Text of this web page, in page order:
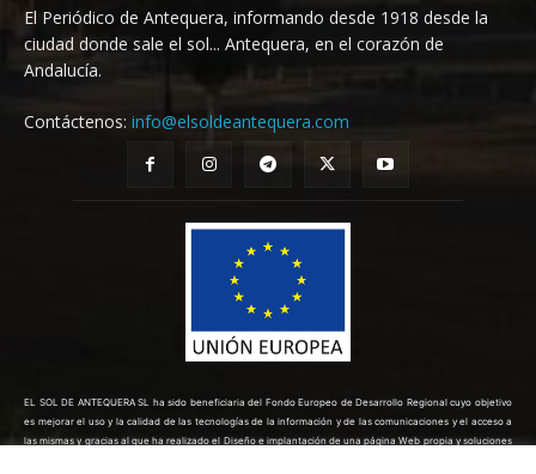
El Periódico de Antequera, informando desde 1918 desde la
ciudad donde sale el sol... Antequera, en el corazón de
Andalucía.
Contáctenos: info@elsoldeantequera.com
EL SOL DE ANTEQUERA SL ha sido beneficiaria del Fondo Europeo de Desarrollo Regional cuyo objetivo
es mejorar el uso y la calidad de las tecnologías de la información y de las comunicaciones y el acceso a
las mismas y gracias al que ha realizado el Diseño e implantación de una página Web propia y soluciones